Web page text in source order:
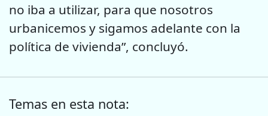
no iba a utilizar, para que nosotros
urbanicemos y sigamos adelante con la
política de vivienda”, concluyó.
Temas en esta nota: